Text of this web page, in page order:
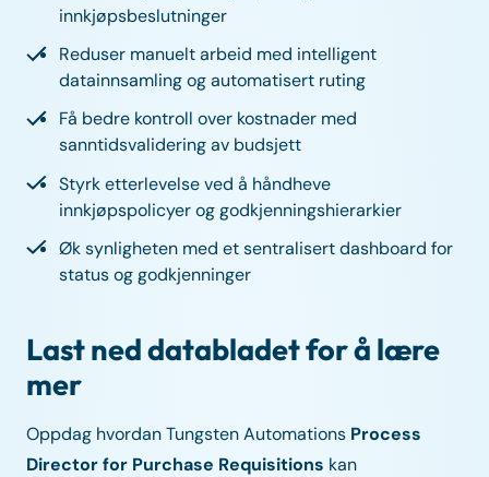
innkjøpsbeslutninger
Reduser manuelt arbeid med intelligent
datainnsamling og automatisert ruting
Få bedre kontroll over kostnader med
sanntidsvalidering av budsjett
Styrk etterlevelse ved å håndheve
innkjøpspolicyer og godkjenningshierarkier
Øk synligheten med et sentralisert dashboard for
status og godkjenninger
Last ned databladet for å lære
mer
Oppdag hvordan Tungsten Automations Process
Director for Purchase Requisitions kan